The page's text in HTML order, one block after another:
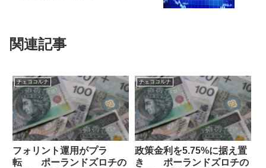
関連記事
チェココルナ
フォリント運用がプラ
転 ポーランドズロチの
チェココルナ
政策金利を5.75%に据え置
き ポーランドズロチの